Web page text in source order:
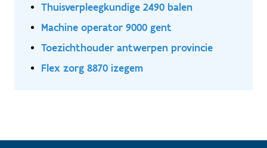
Thuisverpleegkundige 2490 balen
Machine operator 9000 gent
Toezichthouder antwerpen provincie
Flex zorg 8870 izegem